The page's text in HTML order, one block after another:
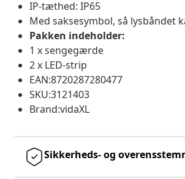
IP-tæthed: IP65
Med saksesymbol, så lysbåndet
Pakken indeholder:
1 x sengegærde
2 x LED-strip
EAN:8720287280477
SKU:3121403
Brand:vidaXL
Sikkerheds- og